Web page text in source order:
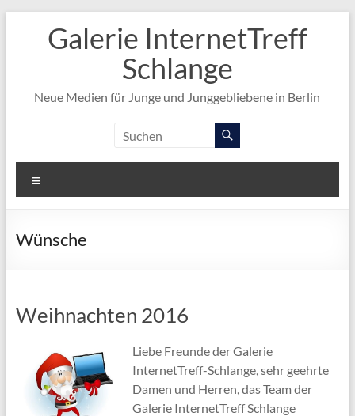
springenGalerie InternetTreff
Schlange
Neue Medien für Junge und Junggebliebene in Berlin
Wünsche
Weihnachten 2016
Liebe Freunde der Galerie
InternetTreff-Schlange, sehr geehrte
Damen und Herren, das Team der
Galerie InternetTreff Schlange